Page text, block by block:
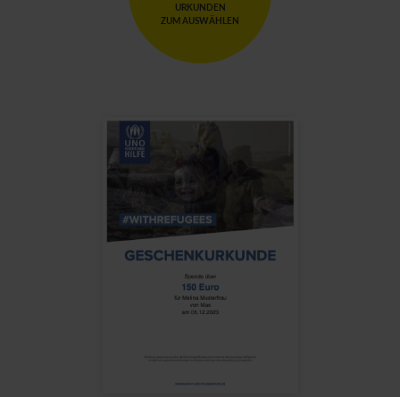
URKUNDEN
ZUM AUSWÄHLEN